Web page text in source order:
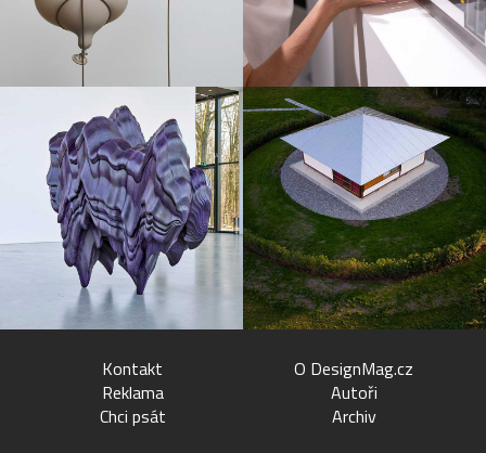
Kontakt
Reklama
Chci psát
O DesignMag.cz
Autoři
Archiv